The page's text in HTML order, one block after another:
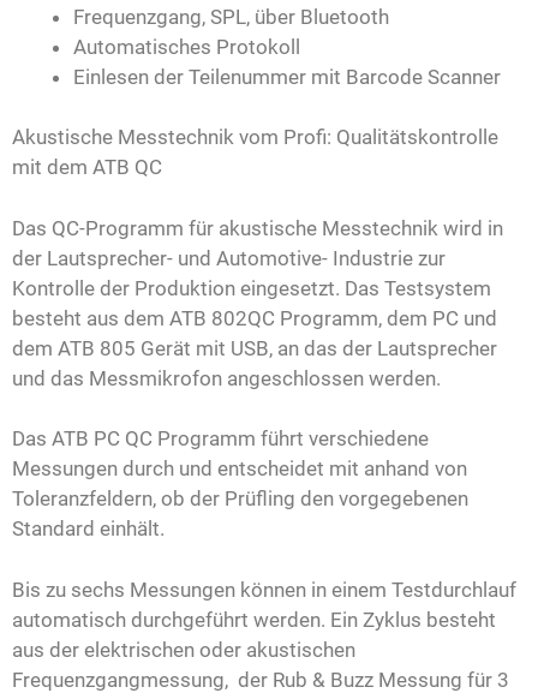
Frequenzgang, SPL, über Bluetooth
Automatisches Protokoll
Einlesen der Teilenummer mit Barcode Scanner
Akustische Messtechnik vom Profi: Qualitätskontrolle
mit dem ATB QC
Das QC-Programm für akustische Messtechnik wird in
der Lautsprecher- und Automotive- Industrie zur
Kontrolle der Produktion eingesetzt. Das Testsystem
besteht aus dem ATB 802QC Programm, dem PC und
dem ATB 805 Gerät mit USB, an das der Lautsprecher
und das Messmikrofon angeschlossen werden.
Das ATB PC QC Programm führt verschiedene
Messungen durch und entscheidet mit anhand von
Toleranzfeldern, ob der Prüfling den vorgegebenen
Standard einhält.
Bis zu sechs Messungen können in einem Testdurchlauf
automatisch durchgeführt werden. Ein Zyklus besteht
aus der elektrischen oder akustischen
Frequenzgangmessung, der Rub & Buzz Messung für 3